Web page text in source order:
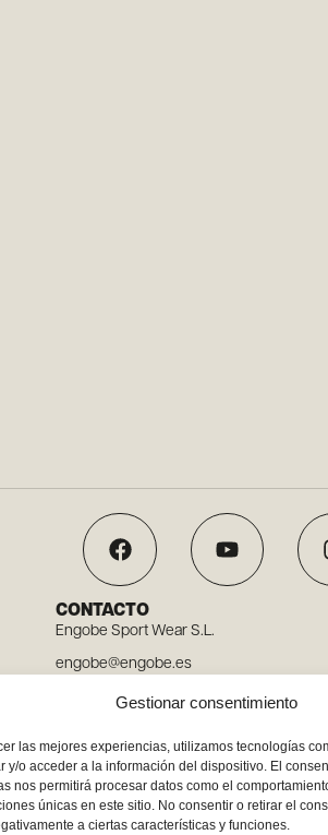
Gestionar consentimiento
las mejores experiencias, utilizamos tecnologías
y/o acceder a la información del dispositivo. El
nos permitirá procesar datos como el
únicas en este sitio. No consentir o retirar el
a ciertas características y funciones.
CONTACTO
Engobe Sport Wear S.L.
engobe@engobe.es
Tel. 96 110 78 03